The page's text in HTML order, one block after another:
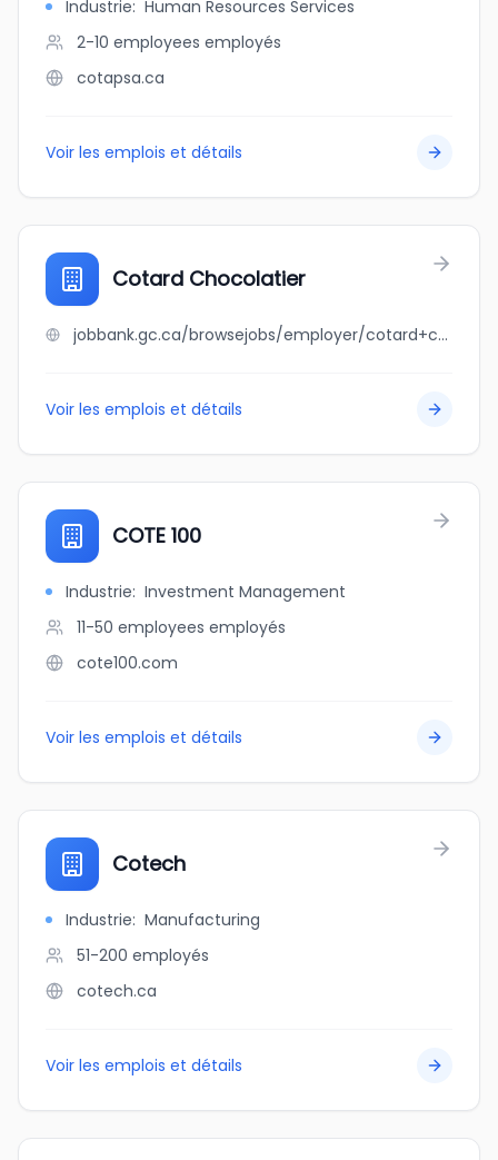
Industrie: Human Resources Services
2-10 employees employés
cotapsa.ca
Voir les emplois et détails
Cotard Chocolatier
jobbank.gc.ca/browsejobs/employer/cotard+chocolatier/ca
Voir les emplois et détails
COTE 100
Industrie: Investment Management
11-50 employees employés
cote100.com
Voir les emplois et détails
Cotech
Industrie: Manufacturing
51-200 employés
cotech.ca
Voir les emplois et détails